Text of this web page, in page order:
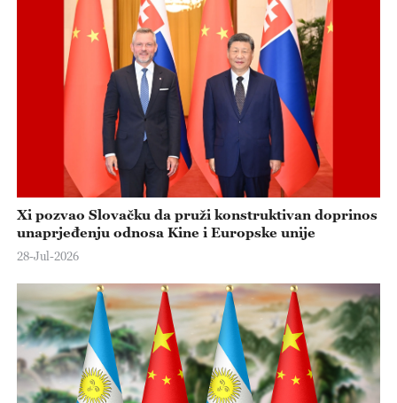
Xi pozvao Slovačku da pruži konstruktivan doprinos
unaprjeđenju odnosa Kine i Europske unije
28-Jul-2026